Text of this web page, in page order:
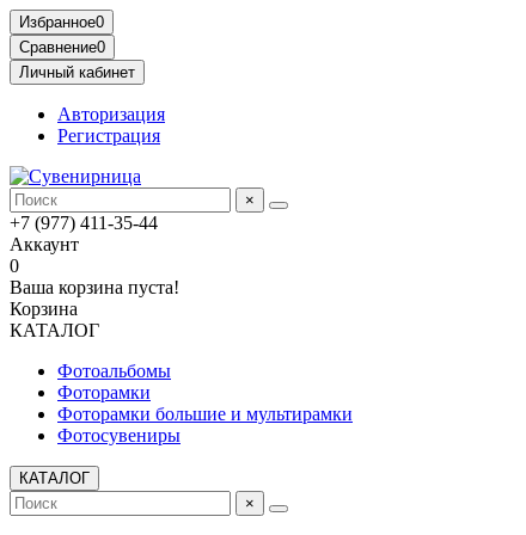
Избранное0
Сравнение0
Личный кабинет
Авторизация
Регистрация
×
+7 (977) 411-35-44
Аккаунт
0
Ваша корзина пуста!
Корзина
КАТАЛОГ
Фотоальбомы
Фоторамки
Фоторамки большие и мультирамки
Фотосувениры
КАТАЛОГ
×